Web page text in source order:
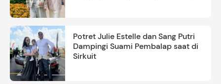
Potret Julie Estelle dan Sang Putri
Dampingi Suami Pembalap saat di
Sirkuit